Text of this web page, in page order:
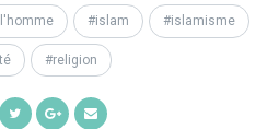
islam islamisme
religion
ShareShare